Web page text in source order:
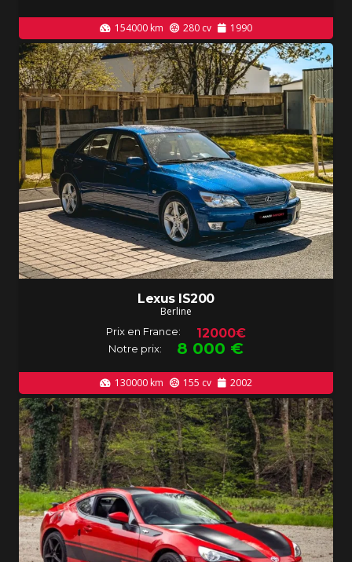
154000 km 280cv 1990
Lexus IS200
Berline
Prix en France: 12000€
Notre prix: 8 000 €
130000 km 155 cv 2002